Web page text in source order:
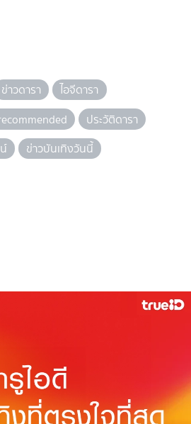
ข่าวดารา
ไอจีดารา
ประวัติดารา
ข่าวบันเทิงวันนี้